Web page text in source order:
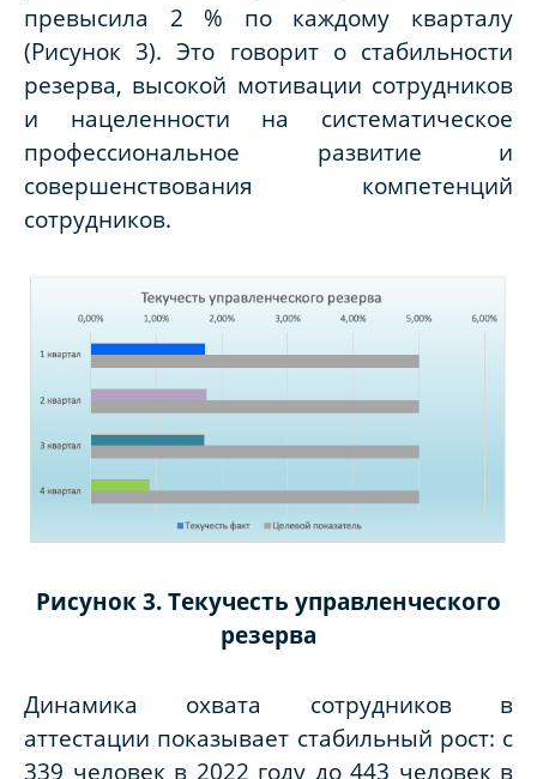
превысила 2 % по каждому кварталу
(Рисунок 3). Это говорит о стабильности
резерва, высокой мотивации сотрудников
и нацеленности на систематическое
профессиональное развитие и
совершенствования компетенций
сотрудников.
Рисунок 3. Текучесть управленческого
резерва
Динамика охвата сотрудников в
аттестации показывает стабильный рост: с
339 человек в 2022 году до 443 человек в